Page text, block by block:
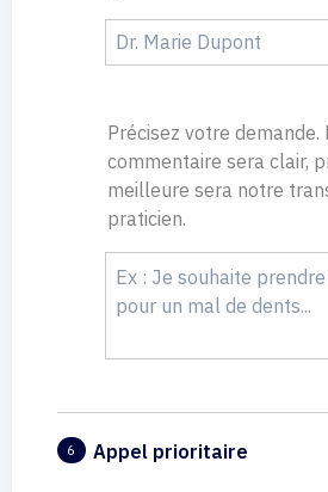
Précisez votre demande.
commentaire sera clair,
meilleure sera notre
praticien.
6 Appel prioritaire